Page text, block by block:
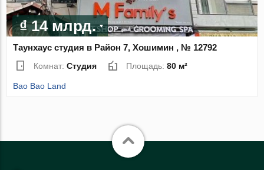
₫ 14 млрд.
Таунхаус студия в Район 7, Хошимин , № 12792
Комнат:Студия Площадь:80 м²
Bao Bao Land